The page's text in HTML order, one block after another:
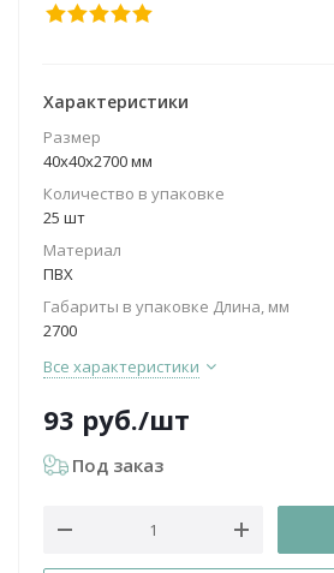
Характеристики
Размер
40х40х2700 мм
Количество в упаковке
25 шт
Материал
ПВХ
Габариты в упаковке Длина, мм
2700
Все характеристики
93 руб./шт
Под заказ